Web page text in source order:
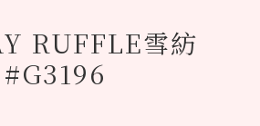
RUFFLE雪紡